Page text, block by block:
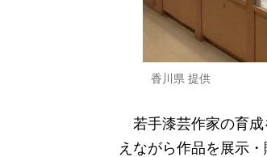
香川県 提供
若手漆芸作家の育成
えながら作品を展示